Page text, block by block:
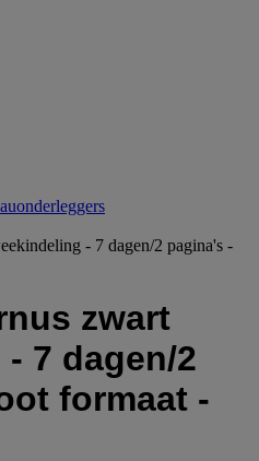
- 7 dagen/2 pagina's -
zwart
7 dagen/2
formaat -